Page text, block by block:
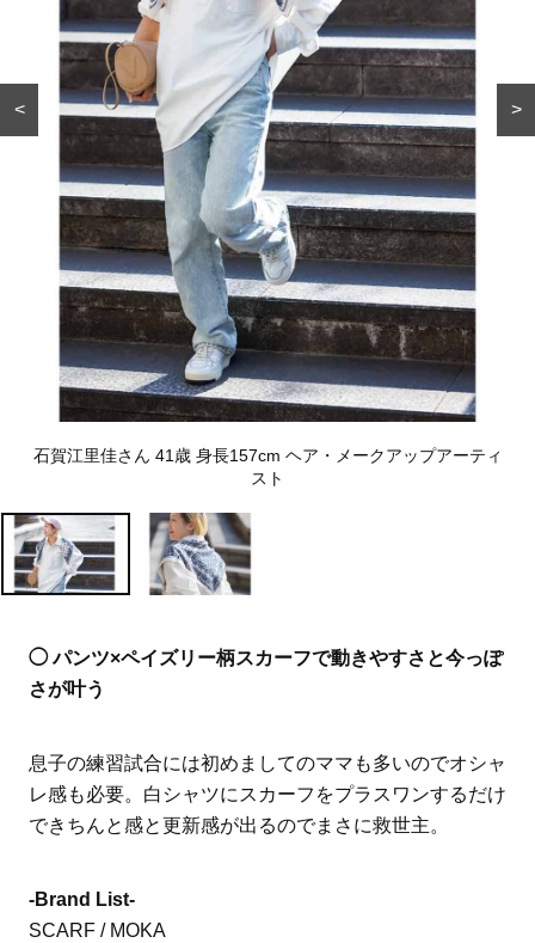
<
石賀江里佳さん 41歳 身長157cm ヘア・メークアップアーティ
スト
>
◯ パンツ×ペイズリー柄スカーフで動きやすさと今っぽ
さが叶う
息子の練習試合には初めましてのママも多いのでオシャ
レ感も必要。白シャツにスカーフをプラスワンするだけ
できちんと感と更新感が出るのでまさに救世主。
-Brand List-
SCARF / MOKA